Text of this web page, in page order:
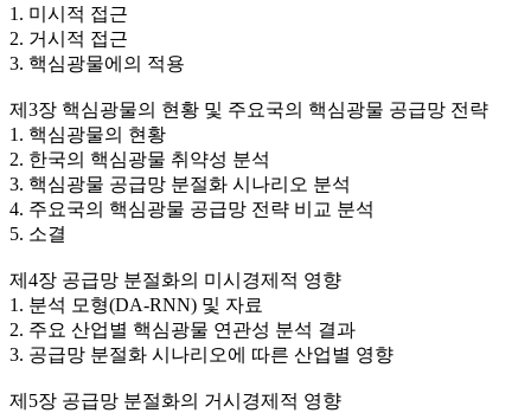
1. 미시적 접근
2. 거시적 접근
3. 핵심광물에의 적용
제3장 핵심광물의 현황 및 주요국의 핵심광물 공급망 전략
1. 핵심광물의 현황
2. 한국의 핵심광물 취약성 분석
3. 핵심광물 공급망 분절화 시나리오 분석
4. 주요국의 핵심광물 공급망 전략 비교 분석
5. 소결
제4장 공급망 분절화의 미시경제적 영향
1. 분석 모형(DA-RNN) 및 자료
2. 주요 산업별 핵심광물 연관성 분석 결과
3. 공급망 분절화 시나리오에 따른 산업별 영향
제5장 공급망 분절화의 거시경제적 영향